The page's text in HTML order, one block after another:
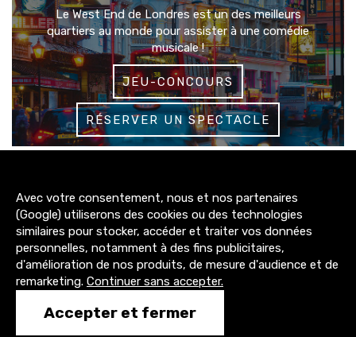
Le West End de Londres est un des meilleurs
quartiers au monde pour assister à une comédie
musicale !
JEU-CONCOURS
RÉSERVER UN SPECTACLE
3200+
abonnés
4300+
abonnés
1500+
abonnés
Avec votre consentement, nous et nos partenaires
(Google) utiliserons des cookies ou des technologies
similaires pour stocker, accéder et traiter vos données
personnelles, notamment à des fins publicitaires,
d'amélioration de nos produits, de mesure d'audience et de
remarketing. Continuer sans accepter.
Accepter et fermer